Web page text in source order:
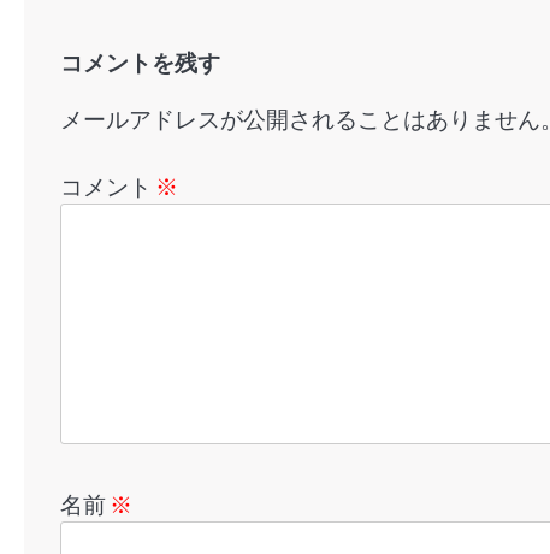
コメントを残す
メールアドレスが公開されることはありません。
コメント ※
名前 ※